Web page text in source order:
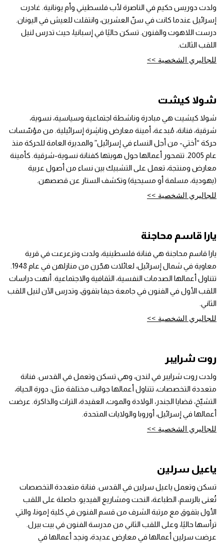
ولدت دوريس حكيم في الناصرة لأب فلسطيني وأم يونانية. غادرت
إسرائيل عندما كانت في سنّ العشرين، وانتقلت للعيش في اليونان.
درست اللاهوت والفنون. تسكن حاليًا في إسبانيا، حيث تدرس لنيل
اللقب الثالث.
للجاليري الشخصية >>
شولا كيشت
شولا كيشيت هي مبادرة وناشطة اجتماعية وسياسية، نسوية،
شرقية، فنانة، مُبدعة، أمينة معارض وناشِرة إسرائيلية. من مؤسّسات
حركة “أختي- من أجل النساء في إسرائيل” والمديرة العامة للحركة منذ
عام 2005. تتمحور أعمالها حول هويتها كفنانة نسوية-شرقية. كأمينة
معارض ومنتجة، تعمل على التشبيك بين نساء من أصول عربية
(يهودية، مسلمة أو مسيحية) وتكشف الستار عن قصصهن.
للجاليري الشخصية >>
يارا قاسم محاجنة
يارا قاسم محاجنة هي فنانة فلسطينية، ولدت وترعرعت في قرية
تتناول أعمالها الصدمات النفسية، الثقافية والاجتماعية. أنهت دراسات
اللقب الأول في الفنون في جامعة حيفا بتفوق، وتدرس الآن لنيل اللقب
الثاني.
للجاليري الشخصية >>
روت شرايبر
ولدت روت شرايبر في لندن، وهي تسكن وتعمل في القدس. فنانة
متعددة التخصصات، تتناول أعمالها جوانب مختلفة مثل: دورة الحياة،
التشيّخ، قضايا الجندر، الولادة والموت، العقيدة، التراث والذاكرة. عرضت
أعمالها في إسرائيل، أوروبا والولايات المتحدة.
للجاليري الشخصية >>
ياعيل سرلين
تسكن وتعمل ياعيل سرلين في القدس. فنانة متعددة التخصصات
تُعنى بالرسم، الطباعة، النحت ومشاريع الفيديو. حاصلة على اللقب
الأول بتفوق مع مرتبة الشرف من قسم الفنون في كلية إمونا، والتي
ترأسها حاليًا، وعلى اللقب الثاني من مدرسة الفنون في بيت بيرل.
عرضت سرلين أعمالها في معارض عديدة، ونجد أعمالها في